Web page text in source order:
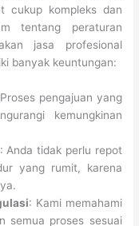
cukup kompleks dan
tentang peraturan
jasa profesional
banyak keuntungan:
pengajuan yang
kemungkinan
: Anda tidak perlu repot
yang rumit, karena
: Kami memahami
semua proses sesuai